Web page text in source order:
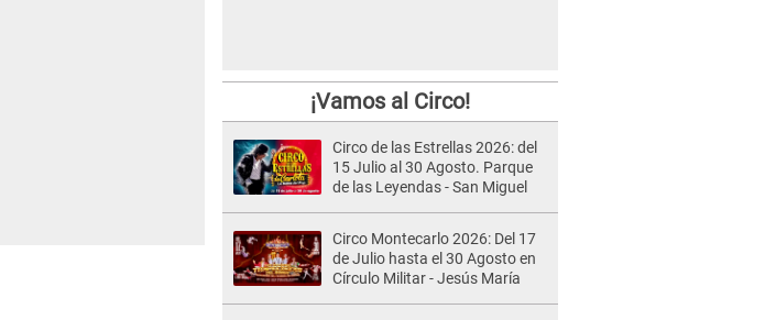
¡Vamos al Circo!
Circo de las Estrellas 2026: del
15 Julio al 30 Agosto. Parque
de las Leyendas - San Miguel
Circo Montecarlo 2026: Del 17
de Julio hasta el 30 Agosto en
Círculo Militar - Jesús María